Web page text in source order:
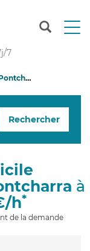
T
n
g
7
Rechercher
à
h*
de la demande